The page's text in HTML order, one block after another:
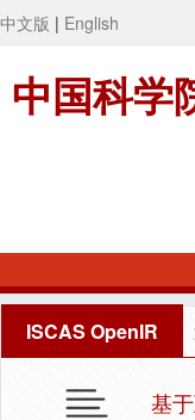
中文版 | English
中国科学
ISCAS OpenIR
基